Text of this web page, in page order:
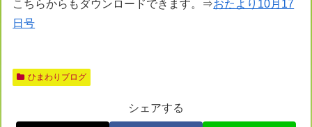
こちらからもダウンロードできます。⇒おたより10月17
日号
ひまわりブログ
シェアする